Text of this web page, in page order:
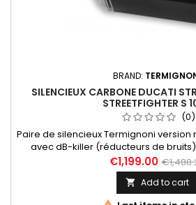
BRAND:
SILENCIEUX CARBONE DUCATI
STREETFIGHTER S
(0)
Paire de silencieux Termignoni
avec dB-killer (réducteurs de
Ducati Streetfighter 848 (12-15) et
Livré sans filtre à air et sans ECU. D106 /
€1,199.00
 Add to cart